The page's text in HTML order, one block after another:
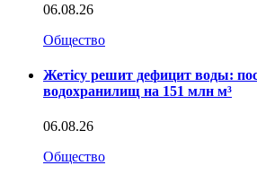
06.08.26
Общество
Жетісу решит дефицит воды:
водохранилищ на 151 млн м³
06.08.26
Общество